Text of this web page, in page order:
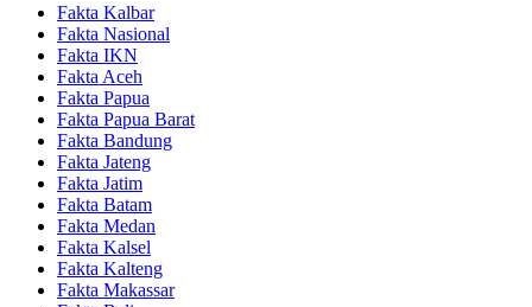
Fakta Kalbar
Fakta Nasional
Fakta IKN
Fakta Aceh
Fakta Papua
Fakta Papua Barat
Fakta Bandung
Fakta Jateng
Fakta Jatim
Fakta Batam
Fakta Medan
Fakta Kalsel
Fakta Kalteng
Fakta Makassar